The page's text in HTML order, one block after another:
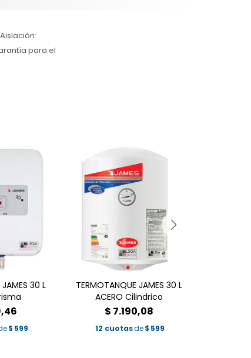
para el
30 L
$ 599
TERMOTANQUE JAMES 30 L
ACERO Cilindrico
$ 7.190,08
12 cuotasde$ 599